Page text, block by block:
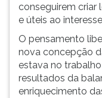
conseguirem criar
e úteis ao
O pensamento
nova concepção
estava no
resultados da
enriquecimento